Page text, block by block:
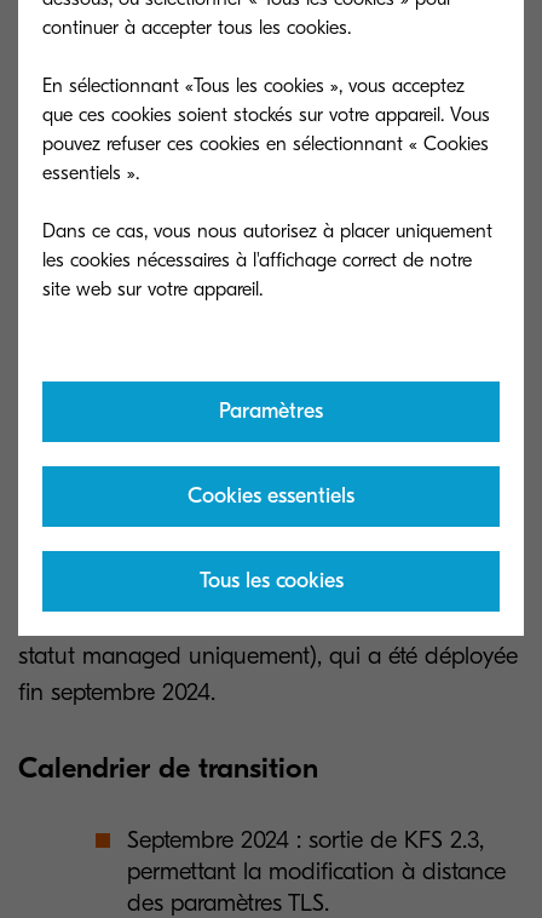
peut s’agir d’un remplacement par des modèles
plus récents ou de la connexion via la Net
Gateway.
À noter que pour les imprimantes et MFP de la
monochromes, un firmware compatible TLS 1.2
sera disponible en novembre 2024.
une modification de leur configuration
La plupart des périphériques Kyocera sont déjà
compatibles avec le protocole TLS 1.2, mais leur
configuration doit être ajustée pour activer cette
version. Vous pouvez effectuer cette modification
soit localement (via le Command Center), soit à
distance grâce à la version KFS 2.3 (machines en
statut managed uniquement), qui a été déployée
fin septembre 2024.
Calendrier de transition
Septembre 2024 : sortie de KFS 2.3,
permettant la modification à distance
des paramètres TLS.
continuer à accepter tous les cookies.
En sélectionnant «Tous les cookies », vous acceptez
que ces cookies soient stockés sur votre appareil. Vous
pouvez refuser ces cookies en sélectionnant « Cookies
essentiels ».
Dans ce cas, vous nous autorisez à placer uniquement
les cookies nécessaires à l'affichage correct de notre
Paramètres
Cookies essentiels
Tous les cookies